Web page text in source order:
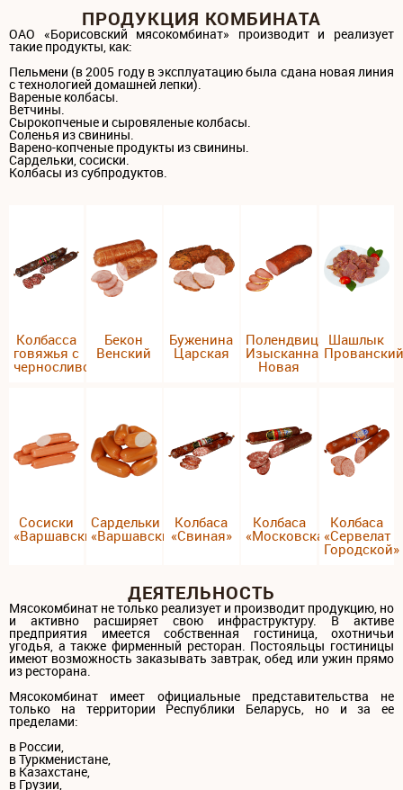
ПРОДУКЦИЯ КОМБИНАТА
ОАО «Борисовский мясокомбинат» производит и реализует
такие продукты, как:
Пельмени (в 2005 году в эксплуатацию была сдана новая линия
с технологией домашней лепки).
Вареные колбасы.
Ветчины.
Сырокопченые и сыровяленые колбасы.
Соленья из свинины.
Варено-копченые продукты из свинины.
Сардельки, сосиски.
Колбасы из субпродуктов.
Колбасса
говяжья с
черносливом
Бекон
Венский
Буженина
Царская
Полендвица
Изысканная
Новая
Шашлык
Прованский
Сосиски
«Варшавские»
Сардельки
«Варшавские»
Колбаса
«Свиная»
Колбаса
«Московская»
Колбаса
«Сервелат
Городской»
ДЕЯТЕЛЬНОСТЬ
Мясокомбинат не только реализует и производит продукцию, но
и активно расширяет свою инфраструктуру. В активе
предприятия имеется собственная гостиница, охотничьи
угодья, а также фирменный ресторан. Постояльцы гостиницы
имеют возможность заказывать завтрак, обед или ужин прямо
из ресторана.
Мясокомбинат имеет официальные представительства не
только на территории Республики Беларусь, но и за ее
пределами:
в России,
в Туркменистане,
в Казахстане,
в Грузии,